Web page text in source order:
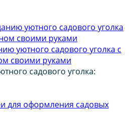
уютного садового уголка с
своими руками
садового уголка: